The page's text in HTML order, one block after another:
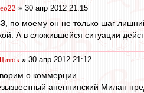
» 30 апр 2012 21:15
, по моему он не только шаг
А в сложившейся ситуации
» 30 апр 2012 21:12
о коммерции.
апеннинский Милан